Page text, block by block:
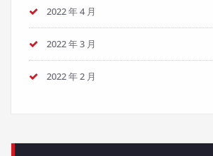
2022 年 4 月
2022 年 3 月
2022 年 2 月